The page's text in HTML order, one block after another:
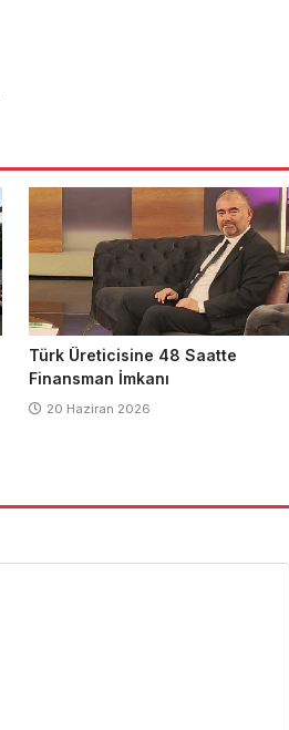
Türk Üreticisine 48 Saatte
Finansman İmkanı
20 Haziran 2026